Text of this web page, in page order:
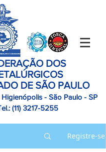
DOS
DE SÃO PAULO
Higienópolis - São Paulo - SP
(11) 3217-5255
Registre-se